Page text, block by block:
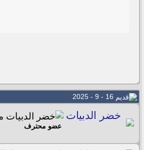
خضر الدبيات
عضو محترف